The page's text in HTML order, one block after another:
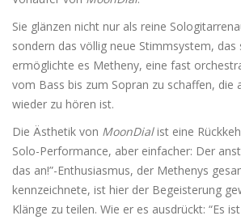
Sie glänzen nicht nur als reine
sondern das völlig neue Stimmsystem, das
ermöglichte es Metheny, eine fast
vom Bass bis zum Sopran zu schaffen, die
wieder zu hören ist.
Die Ästhetik von MoonDialist eine
Solo-Performance, aber einfacher: Der
das an!”-Enthusiasmus, der Methenys
kennzeichnete, ist hier der Begeisterung
Klänge zu teilen. Wie er es ausdrückt: “Es